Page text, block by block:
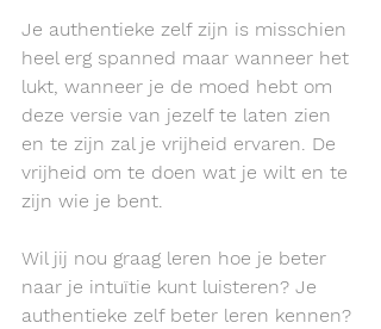
Je authentieke zelf zijn is misschien
heel erg spanned maar wanneer het
lukt, wanneer je de moed hebt om
deze versie van jezelf te laten zien
en te zijn zal je vrijheid ervaren. De
vrijheid om te doen wat je wilt en te
zijn wie je bent.
Wil jij nou graag leren hoe je beter
naar je intuïtie kunt luisteren? Je
authentieke zelf beter leren kennen?